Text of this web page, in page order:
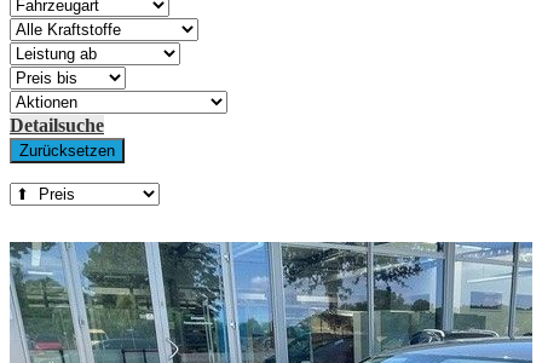
Detailsuche
Zurücksetzen